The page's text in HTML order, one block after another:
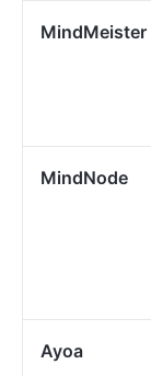
MindMeister
MindNode
Ayoa